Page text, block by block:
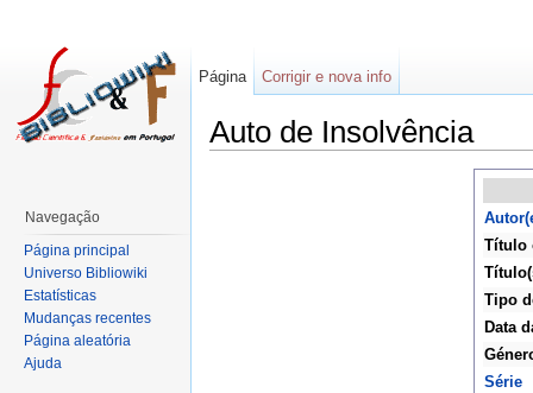
Auto de Insolvência
Título
Tipo
Data
Série
Página Corrigir e nova info
Navegação
Página principal
Universo Bibliowiki
Estatísticas
Mudanças recentes
Página aleatória
Ajuda